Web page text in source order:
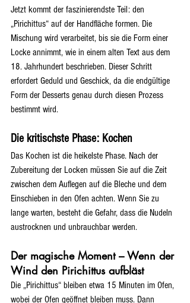
Jetzt kommt der faszinierendste Teil: den
„Pirichittus“ auf der Handfläche formen. Die
Mischung wird verarbeitet, bis sie die Form einer
Locke annimmt, wie in einem alten Text aus dem
18. Jahrhundert beschrieben. Dieser Schritt
erfordert Geduld und Geschick, da die endgültige
Form der Desserts genau durch diesen Prozess
bestimmt wird.
Die kritischste Phase: Kochen
Das Kochen ist die heikelste Phase. Nach der
Zubereitung der Locken müssen Sie auf die Zeit
zwischen dem Auflegen auf die Bleche und dem
Einschieben in den Ofen achten. Wenn Sie zu
lange warten, besteht die Gefahr, dass die Nudeln
austrocknen und unbrauchbar werden.
Der magische Moment – Wenn der
Wind den Pirichittus aufbläst
Die „Pirichittus“ bleiben etwa 15 Minuten im Ofen,
wobei der Ofen geöffnet bleiben muss. Dann